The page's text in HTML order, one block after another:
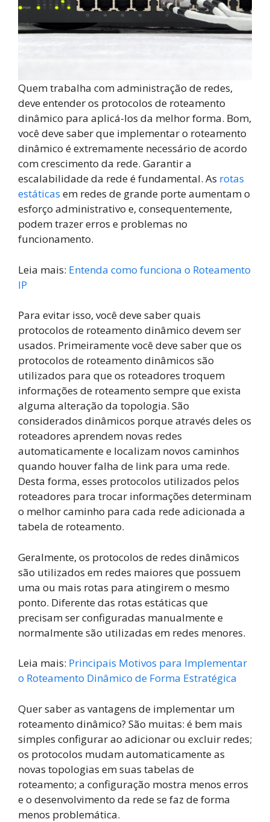
Quem trabalha com administração de redes,
deve entender os protocolos de roteamento
dinâmico para aplicá-los da melhor forma. Bom,
você deve saber que implementar o roteamento
dinâmico é extremamente necessário de acordo
com crescimento da rede. Garantir a
escalabilidade da rede é fundamental. As rotas
estáticas em redes de grande porte aumentam o
esforço administrativo e, consequentemente,
podem trazer erros e problemas no
funcionamento.
Leia mais: Entenda como funciona o Roteamento
IP
Para evitar isso, você deve saber quais
protocolos de roteamento dinâmico devem ser
usados. Primeiramente você deve saber que os
protocolos de roteamento dinâmicos são
utilizados para que os roteadores troquem
informações de roteamento sempre que exista
alguma alteração da topologia. São
considerados dinâmicos porque através deles os
roteadores aprendem novas redes
automaticamente e localizam novos caminhos
quando houver falha de link para uma rede.
Desta forma, esses protocolos utilizados pelos
roteadores para trocar informações determinam
o melhor caminho para cada rede adicionada a
tabela de roteamento.
Geralmente, os protocolos de redes dinâmicos
são utilizados em redes maiores que possuem
uma ou mais rotas para atingirem o mesmo
ponto. Diferente das rotas estáticas que
precisam ser configuradas manualmente e
normalmente são utilizadas em redes menores.
Leia mais: Principais Motivos para Implementar
o Roteamento Dinâmico de Forma Estratégica
Quer saber as vantagens de implementar um
roteamento dinâmico? São muitas: é bem mais
simples configurar ao adicionar ou excluir redes;
os protocolos mudam automaticamente as
novas topologias em suas tabelas de
roteamento; a configuração mostra menos erros
e o desenvolvimento da rede se faz de forma
menos problemática.